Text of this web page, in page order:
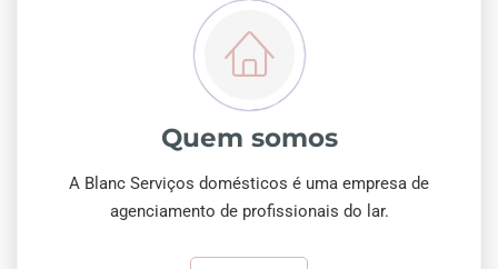
Quem somos
A Blanc Serviços domésticos é uma empresa de
agenciamento de profissionais do lar.